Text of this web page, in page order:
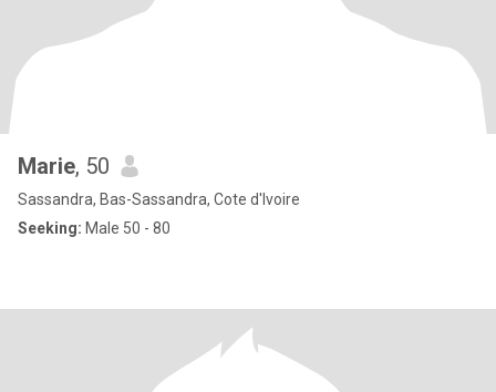
Marie, 50
Sassandra, Bas-Sassandra, Cote d'Ivoire
Seeking: Male 50 - 80